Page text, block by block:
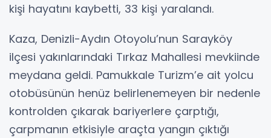
kişi hayatını kaybetti, 33 kişi yaralandı.
Kaza, Denizli-Aydın Otoyolu’nun Sarayköy
ilçesi yakınlarındaki Tırkaz Mahallesi mevkiinde
meydana geldi. Pamukkale Turizm’e ait yolcu
otobüsünün henüz belirlenemeyen bir nedenle
kontrolden çıkarak bariyerlere çarptığı,
çarpmanın etkisiyle araçta yangın çıktığı